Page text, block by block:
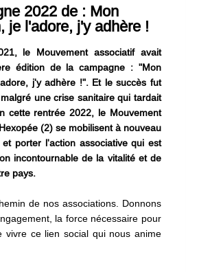
2022 de : Mon
je l'adore, j'y adhère !
le Mouvement associatif avait
édition de la campagne : "Mon
j'y adhère !". Et le succès fut
une crise sanitaire qui tardait
cette rentrée 2022, le Mouvement
(2) se mobilisent à nouveau
porter l'action associative qui est
incontournable de la vitalité et de
pays.
de nos associations. Donnons
la force nécessaire pour
vivre ce lien social qui nous anime